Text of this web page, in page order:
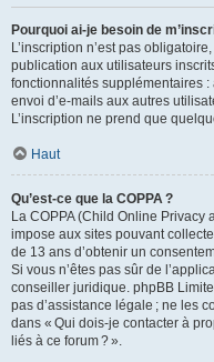
Pourquoi ai-je besoin de
L’inscription n’est pas
publication aux utilisateurs
fonctionnalités supplémentaires
envoi d’e-mails aux autres
L’inscription ne prend que
Haut
Qu’est-ce que la COPPA ?
La COPPA (Child Online Privacy
impose aux sites pouvant
de 13 ans d’obtenir un
Si vous n’êtes pas sûr de
conseiller juridique. phpBB
pas d’assistance légale ; ne les
dans « Qui dois-je contacter à
liés à ce forum ? ».